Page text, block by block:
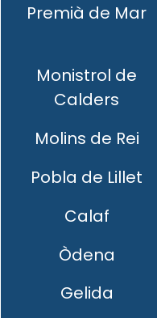
Premià de Mar
Monistrol de
Calders
Molins de Rei
Pobla de Lillet
Calaf
Òdena
Gelida